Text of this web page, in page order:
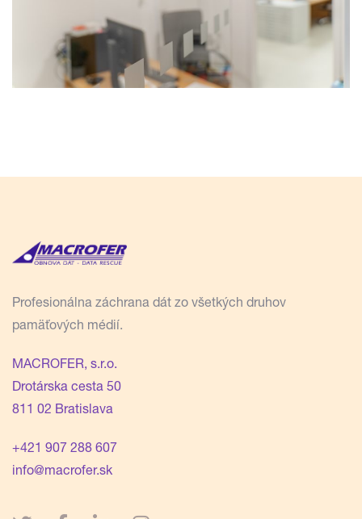
Profesionálna záchrana dát zo všetkých druhov
pamäťových médií.
MACROFER, s.r.o.
Drotárska cesta 50
811 02 Bratislava
+421 907 288 607
info@macrofer.sk